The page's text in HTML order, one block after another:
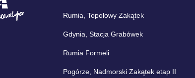
Rumia, Topolowy Zakątek
Gdynia, Stacja Grabówek
Rumia Formeli
Pogórze, Nadmorski Zakątek etap II